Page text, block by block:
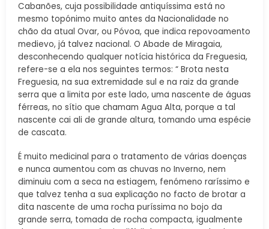
Cabanões, cuja possibilidade antiquíssima está no
mesmo topónimo muito antes da Nacionalidade no
chão da atual Ovar, ou Póvoa, que indica repovoamento
medievo, já talvez nacional. O Abade de Miragaia,
desconhecendo qualquer notícia histórica da Freguesia,
refere-se a ela nos seguintes termos: “ Brota nesta
Freguesia, na sua extremidade sul e na raiz da grande
serra que a limita por este lado, uma nascente de águas
férreas, no sítio que chamam Agua Alta, porque a tal
nascente cai ali de grande altura, tomando uma espécie
de cascata.
É muito medicinal para o tratamento de várias doenças
e nunca aumentou com as chuvas no Inverno, nem
diminuiu com a seca na estiagem, fenómeno raríssimo e
que talvez tenha a sua explicação no facto de brotar a
dita nascente de uma rocha puríssima no bojo da
grande serra, tomada de rocha compacta, igualmente